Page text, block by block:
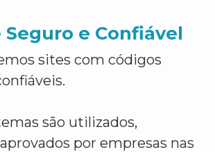
Seguro e Confiável
sites com códigos
são utilizados,
por empresas nas